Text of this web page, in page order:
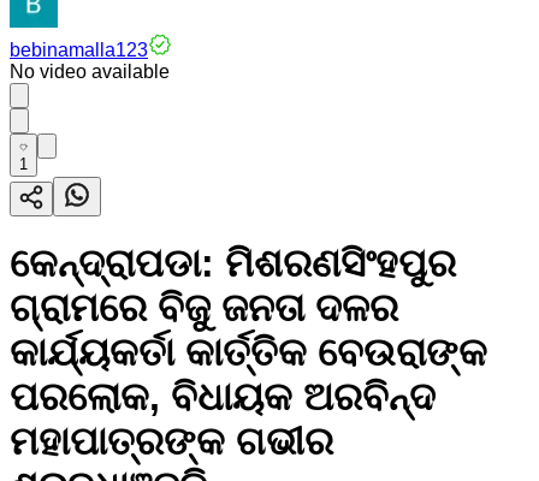
bebinamalla123
No video available
1
କେନ୍ଦ୍ରାପଡା: ମିଶରଣସିଂହପୁର
ଗ୍ରାମରେ ବିଜୁ ଜନତା ଦଳର
କାର୍ଯ୍ୟକର୍ତା କାର୍ତ୍ତିକ ବେଉରାଙ୍କ
ପରଲୋକ, ବିଧାୟକ ଅରବିନ୍ଦ
ମହାପାତ୍ରଙ୍କ ଗଭୀର